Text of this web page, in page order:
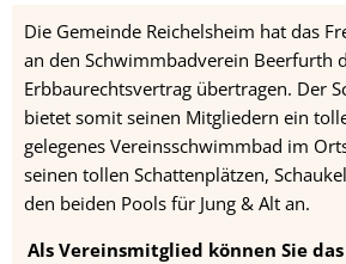
Die Gemeinde Reichelsheim hat das
an den Schwimmbadverein Beerfurth
Erbbaurechtsvertrag übertragen. Der
bietet somit seinen Mitgliedern ein
gelegenes Vereinsschwimmbad im
seinen tollen Schattenplätzen,
den beiden Pools für Jung & Alt an.
Als Vereinsmitglied können Sie